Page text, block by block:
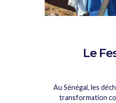
Le
Au Sénégal, les
transformation